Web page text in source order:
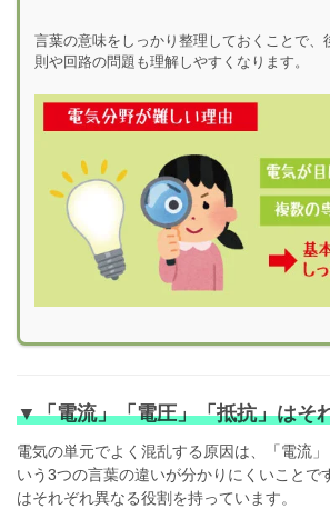
言葉の意味をしっかり整理しておくことで、
則や回路の問題も理解しやすくなります。
▼「電流」「電圧」「抵抗」はそ
電気の単元でよく混乱する原因は、「電流
いう3つの言葉の違いが分かりにくいことで
はそれぞれ異なる役割を持っています。